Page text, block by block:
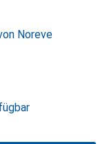
Noreve